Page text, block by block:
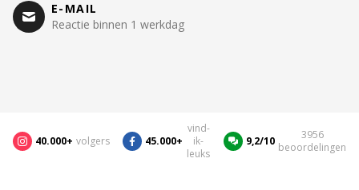
E-MAIL
Reactie binnen 1 werkdag
40.000+ volgers 45.000+
vind-
ik-
leuks
9,2/10
3956
beoordelingen